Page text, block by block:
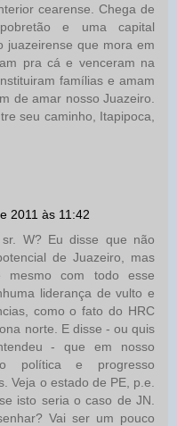
cearense. Chega de
e uma capital
juazeirense que mora em
pra cá e venceram na
famílias e amam
de amar nosso Juazeiro.
seu caminho, Itapipoca,
2011 às 11:42
W? Eu disse que não
de Juazeiro, mas
mesmo com todo esse
liderança de vulto e
como o fato do HRC
norte. E disse - ou quis
- que em nosso
política e progresso
Veja o estado de PE, p.e.
isto seria o caso de JN.
Vai ser um pouco